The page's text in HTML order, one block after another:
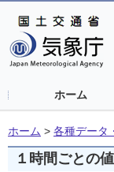
ホーム
ホーム > 各種データ
１時間ごとの値